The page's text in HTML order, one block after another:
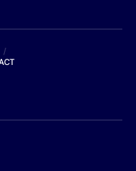
/